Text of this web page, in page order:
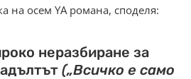
на осем YA романа, споделя:
неразбиране за
(„Всичко е само